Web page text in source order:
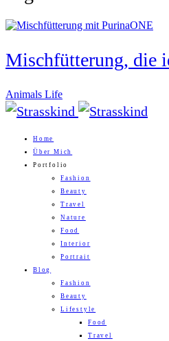
Mischfütterung, die
Animals Life
Home
Über Mich
Portfolio
Fashion
Beauty
Travel
Nature
Food
Interior
Portrait
Blog
Fashion
Beauty
Lifestyle
Food
Travel